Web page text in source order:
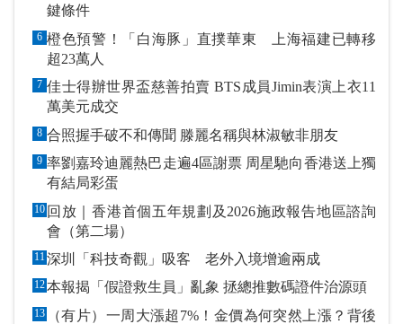
鍵條件
6 橙色預警！「白海豚」直撲華東 上海福建已轉移
超23萬人
7 佳士得辦世界盃慈善拍賣 BTS成員Jimin表演上衣11
萬美元成交
8 合照握手破不和傳聞 滕麗名稱與林淑敏非朋友
9 率劉嘉玲迪麗熱巴走遍4區謝票 周星馳向香港送上獨
有結局彩蛋
10 回放｜香港首個五年規劃及2026施政報告地區諮詢
會（第二場）
11深圳「科技奇觀」吸客 老外入境增逾兩成
12 本報揭「假證救生員」亂象 拯總推數碼證件治源頭
13
（有片）一周大漲超7%！金價為何突然上漲？背後